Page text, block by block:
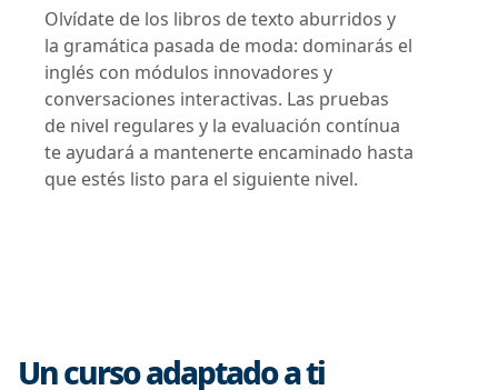
Olvídate de los libros de texto aburridos y
la gramática pasada de moda: dominarás el
inglés con módulos innovadores y
conversaciones interactivas. Las pruebas
de nivel regulares y la evaluación contínua
te ayudará a mantenerte encaminado hasta
que estés listo para el siguiente nivel.
Un curso adaptado a ti